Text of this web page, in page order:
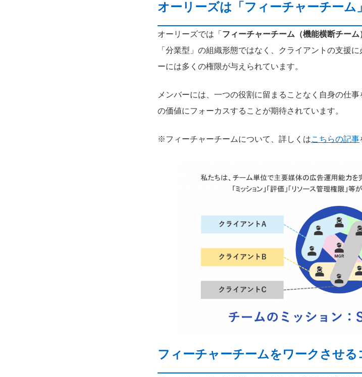
オーリーズは「フィーチャーチーム」
オーリーズでは「 フィーチャーチーム（機能横断チーム
「分業型」の組織形態ではなく、クライアントの支援
ーには多くの権限が与えられています。
メンバーには、一つの役割に留まることなく自身の仕
の価値にフォーカスすることが期待されています。
※フィーチャーチームについて、詳しくはこちらの記事
フィーチャーチームをワークさせる